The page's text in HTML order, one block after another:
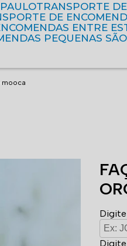
TRANSPORTE
DE
ENTRE
PEQUENAS
mooca
Digite
Digite